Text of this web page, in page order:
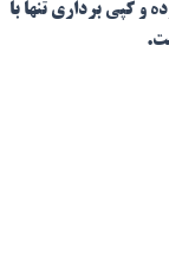
برداری تنها با